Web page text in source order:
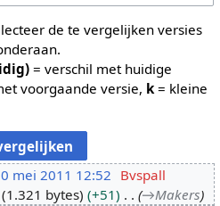
de te vergelijken versies
= verschil met huidige
voorgaande versie, k= kleine
mei 2011 12:52 Bvspall
1.321 bytes +51 →Makers